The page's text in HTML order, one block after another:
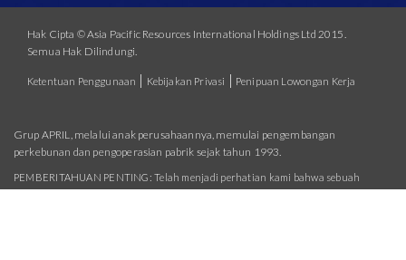
Hak Cipta © Asia Pacific Resources International Holdings Ltd 2015.
Semua Hak Dilindungi.
Ketentuan Penggunaan | Kebijakan Privasi | Penipuan Lowongan Kerja
Grup APRIL, melalui anak perusahaannya, memulai pengembangan
perkebunan dan pengoperasian pabrik sejak tahun 1993.
PEMBERITAHUAN PENTING: Telah menjadi perhatian kami bahwa sebuah
organisasi bernama United Paper Mill Co Ltd telah mempublikasikan sertifikat